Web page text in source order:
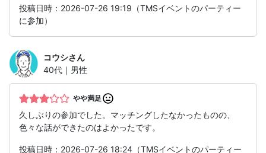
投稿日時：2026-07-26 19:19（TMSイベントのパーティー
に参加）
コウシさん
40代｜男性
やや満足
久しぶりの参加でした。マッチングしたなかったものの、
色々な話ができたのはよかったです。
投稿日時：2026-07-26 18:24（TMSイベントのパーティー